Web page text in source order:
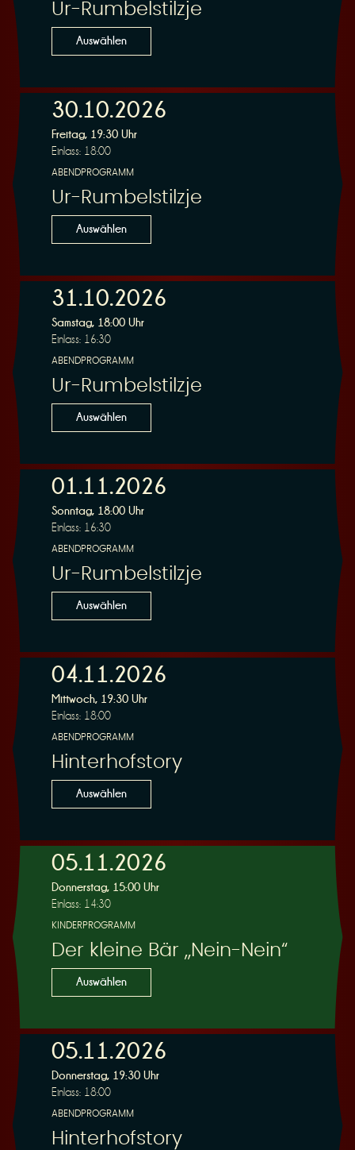
Ur-Rumbelstilzje
Auswählen
30.10.2026
Freitag, 19:30 Uhr
Einlass: 18:00
ABENDPROGRAMM
Ur-Rumbelstilzje
Auswählen
31.10.2026
Samstag, 18:00 Uhr
Einlass: 16:30
ABENDPROGRAMM
Ur-Rumbelstilzje
Auswählen
01.11.2026
Sonntag, 18:00 Uhr
Einlass: 16:30
ABENDPROGRAMM
Ur-Rumbelstilzje
Auswählen
04.11.2026
Mittwoch, 19:30 Uhr
Einlass: 18:00
ABENDPROGRAMM
Hinterhofstory
Auswählen
05.11.2026
Donnerstag, 15:00 Uhr
Einlass: 14:30
KINDERPROGRAMM
Der kleine Bär „Nein-Nein“
Auswählen
05.11.2026
Donnerstag, 19:30 Uhr
Einlass: 18:00
ABENDPROGRAMM
Hinterhofstory